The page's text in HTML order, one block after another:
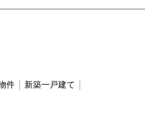
件
新築一戸建て